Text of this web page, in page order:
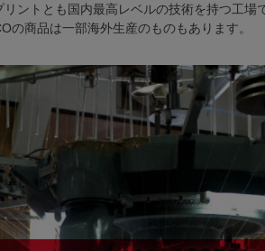
ントとも国内最高レベルの技術を持つ工場
の商品は一部海外生産のものもあります。